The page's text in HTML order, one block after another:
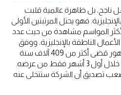
بل ظاهرة عالمية قلبت
فهو يحتل المرتبتين الأولى
المواسم مشاهدة من حيث عدد
الناطقة بالإنجليزية. ووفق
إحصائيات نتفليكس، فإن الجمهور قضى أكثر من 409 آلاف سنة
مجتمعة في مشاهدة العمل خلال أول 3 أشهر فقط من عرضه.
تصديق أن الشركة ستتخلى عنه